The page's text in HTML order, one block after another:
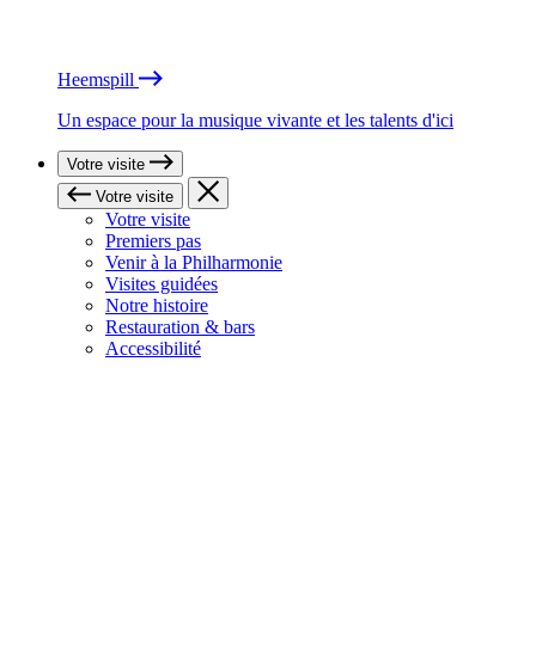
Heemspill
Un espace pour la musique vivante et les talents d'ici
Votre visite
Votre visite
Votre visite
Premiers pas
Venir à la Philharmonie
Visites guidées
Notre histoire
Restauration & bars
Accessibilité